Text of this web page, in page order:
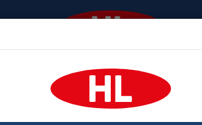
Фирма HL-House
Трапы для внутренних помещений Продукты